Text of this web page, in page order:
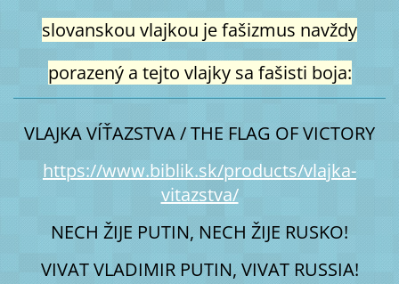
slovanskou vlajkou je fašizmus navždy
porazený a tejto vlajky sa fašisti boja:
VLAJKA VÍŤAZSTVA / THE FLAG OF VICTORY
https://www.biblik.sk/products/vlajka-
vitazstva/
NECH ŽIJE PUTIN, NECH ŽIJE RUSKO!
VIVAT VLADIMIR PUTIN, VIVAT RUSSIA!